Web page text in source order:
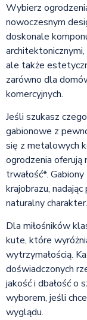
Wybierz
nowoczesnym
doskonale
ale także
zarówno dla
komercyjnych.
Jeśli szukasz
gabionowe z
się z metalowych
ogrodzenia
trwałość*.
krajobrazu,
naturalny charakter.
Dla miłośników
kute, które
wytrzymałością.
doświadczonych
jakość i dbałość o
wyborem, jeśli
wyglądu.